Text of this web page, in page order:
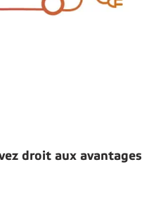
droit aux avantages